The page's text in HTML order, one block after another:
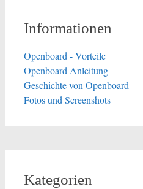
Informationen
Openboard - Vorteile
Openboard Anleitung
Geschichte von Openboard
Fotos und Screenshots
Kategorien